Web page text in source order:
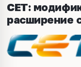
CET:
расширение